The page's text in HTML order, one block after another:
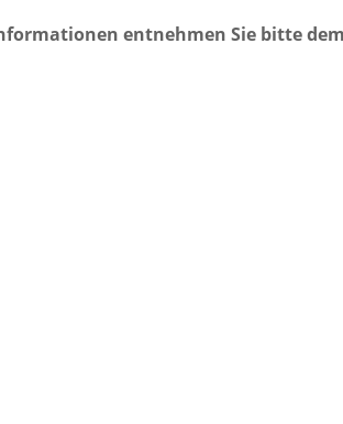
entnehmen Sie bitte